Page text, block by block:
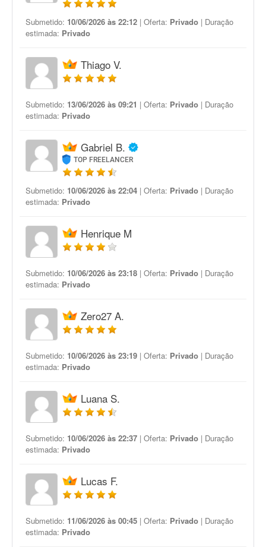
Submetido: 10/06/2026 às 22:12 | Oferta: Privado | Duração
estimada: Privado
Thiago V.
Submetido: 13/06/2026 às 09:21 | Oferta: Privado | Duração
estimada: Privado
Gabriel B.
TOP FREELANCER
Submetido: 10/06/2026 às 22:04 | Oferta: Privado | Duração
estimada: Privado
Henrique M
Submetido: 10/06/2026 às 23:18 | Oferta: Privado | Duração
estimada: Privado
Zero27 A.
Submetido: 10/06/2026 às 23:19 | Oferta: Privado | Duração
estimada: Privado
Luana S.
Submetido: 10/06/2026 às 22:37 | Oferta: Privado | Duração
estimada: Privado
Lucas F.
Submetido: 11/06/2026 às 00:45 | Oferta: Privado | Duração
estimada: Privado